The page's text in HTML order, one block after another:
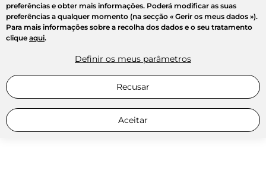
preferências e obter mais informações. Poderá modificar as suas
preferências a qualquer momento (na secção « Gerir os meus dados »).
Para mais informações sobre a recolha dos dados e o seu tratamento
clique aqui.
Definir os meus parâmetros
Recusar
Aceitar